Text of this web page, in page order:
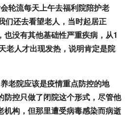
流每天上午去福利院陪护老
们还去看望老人，当时起居正
没有其他基础性严重疾病，从1
老人才出现发热，说明肯定是院
院应该是疫情重点防控的地
防控只做了闭院这个形式，尽管他
机构，但那里遭受病毒感染而病逝